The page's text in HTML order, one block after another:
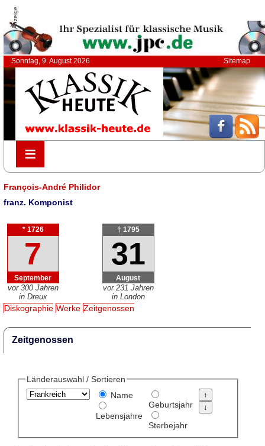
Anzeige
Sonntag, 9. August 2026 Sitemap
≡
≡
François-André Philidor
franz. Komponist
* 1726
7
September
vor 300 Jahren
in Dreux
† 1795
31
August
vor 231 Jahren
in London
Diskographie Werke Zeitgenossen
Zeitgenossen
Länderauswahl / Sortieren
Name
Lebensjahre
Geburtsjahr
Sterbejahr